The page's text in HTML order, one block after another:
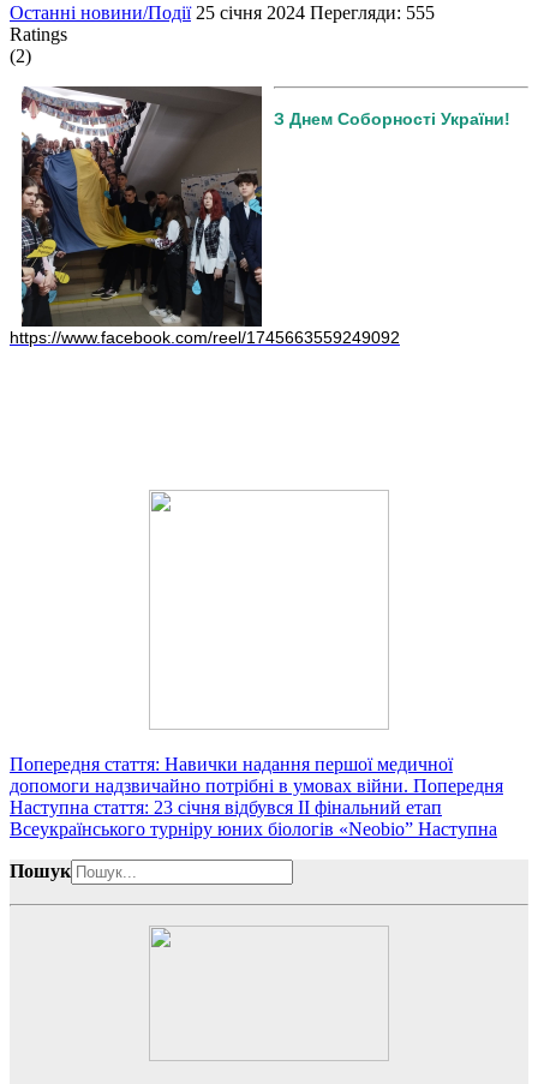
Останні новини/Події 25 січня 2024 Перегляди: 555
Ratings
(2)
З Днем Соборності України!
https://www.facebook.com/reel/1745663559249092
Попередня стаття: Навички надання першої медичної
допомоги надзвичайно потрібні в умовах війни. Попередня
Наступна стаття: 23 січня відбувся ІІ фінальний етап
Всеукраїнського турніру юних біологів «Neobio” Наступна
Пошук